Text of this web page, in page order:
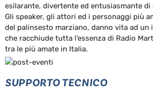
esilarante, divertente ed entusiasmante di
Gli speaker, gli attori ed i personaggi più
del palinsesto marziano, danno vita ad
che racchiude tutta l’essenza di Radio
tra le più amate in Italia.
SUPPORTO TECNICO